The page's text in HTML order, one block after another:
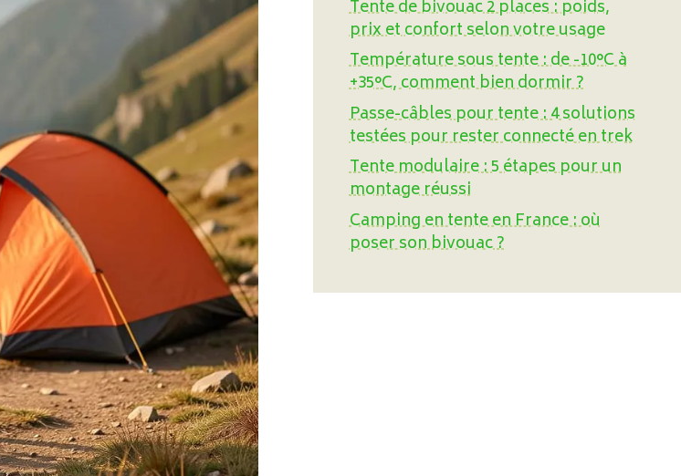
Tente de bivouac 2 places : poids,
prix et confort selon votre usage
Température sous tente : de -10°C à
+35°C, comment bien dormir ?
Passe-câbles pour tente : 4 solutions
testées pour rester connecté en trek
Tente modulaire : 5 étapes pour un
montage réussi
Camping en tente en France : où
poser son bivouac ?